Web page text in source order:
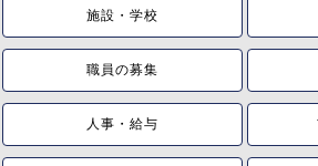
施設・学校
職員の募集
人事・給与